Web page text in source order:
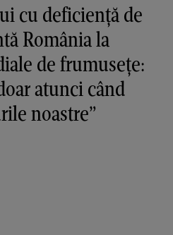
cu deficiență de
România la
de frumusețe:
atunci când
noastre”